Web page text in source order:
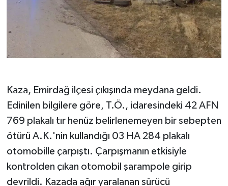
Kaza, Emirdağ ilçesi çıkışında meydana geldi.
Edinilen bilgilere göre, T.Ö., idaresindeki 42 AFN
769 plakalı tır henüz belirlenemeyen bir sebepten
ötürü A.K.'nin kullandığı 03 HA 284 plakalı
otomobille çarpıştı. Çarpışmanın etkisiyle
kontrolden çıkan otomobil şarampole girip
devrildi. Kazada ağır yaralanan sürücü